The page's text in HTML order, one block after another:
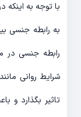
با توجه به
به رابطه جنسی
رابطه جنسی
شرایط روانی
تاثیر بگذارد و